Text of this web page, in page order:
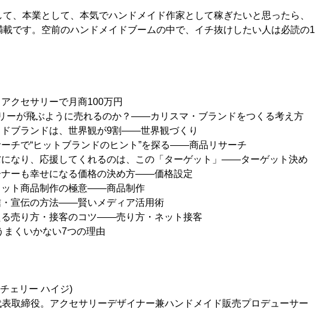
、本業として、本気でハンドメイド作家として稼ぎたいと思ったら、
です。空前のハンドメイドブームの中で、イチ抜けしたい人は必読の1
クセサリーで月商100万円
ーが飛ぶように売れるのか？――カリスマ・ブランドをつくる考え方
ブランドは、世界観が9割――世界観づくり
チで“ヒットブランドのヒント”を探る――商品リサーチ
なり、応援してくれるのは、この「ターゲット」――ターゲット決め
ーも幸せになる価格の決め方――価格設定
ト商品制作の極意――商品制作
宣伝の方法――賢いメディア活用術
売り方・接客のコツ――売り方・ネット接客
くいかない7つの理由
ェリー ハイジ)
取締役。アクセサリーデザイナー兼ハンドメイド販売プロデューサー